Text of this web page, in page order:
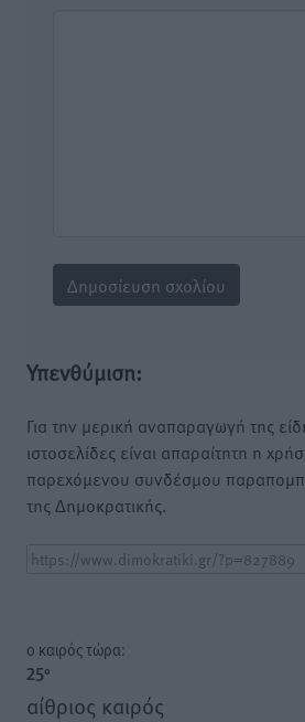
Υπενθύμιση:
Για την μερική αναπαραγωγή της
ιστοσελίδες είναι απαραίτητη η
παρεχόμενου συνδέσμου
της Δημοκρατικής.
o καιρός τώρα:
25°
αίθριος καιρός